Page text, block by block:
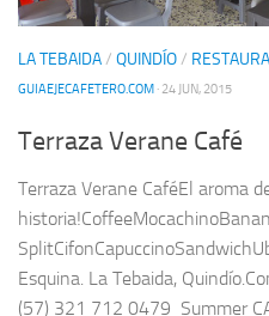
LA TEBAIDA/ QUINDÍO/
GUIAEJECAFETERO.COM · 24 JUN, 2015
Terraza Verane Café
Terraza Verane CaféEl aroma
Esquina. La Tebaida,
(57) 321 712 0479 Summer